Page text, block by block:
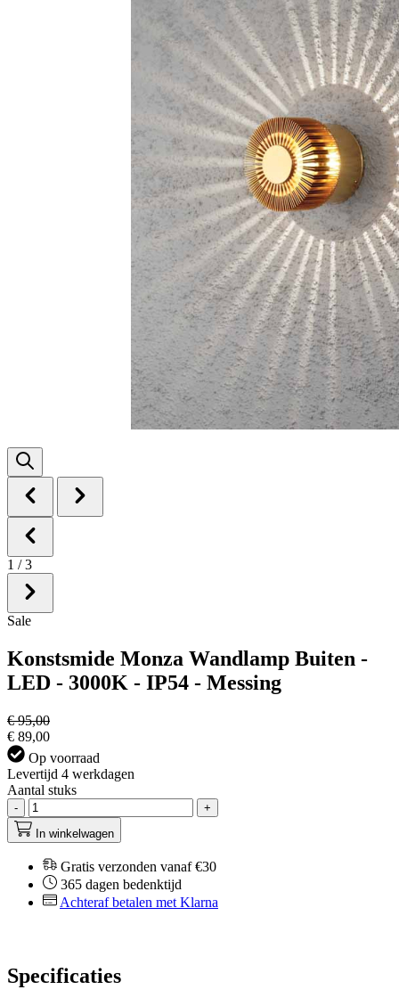
1 / 3
Sale
Konstsmide Monza Wandlamp Buiten -
LED - 3000K - IP54 - Messing
€ 95,00
€ 89,00
Op voorraad
Levertijd 4 werkdagen
Aantal stuks
-
+
In winkelwagen
Gratis verzonden vanaf €30
365 dagen bedenktijd
Achteraf betalen met Klarna
Specificaties